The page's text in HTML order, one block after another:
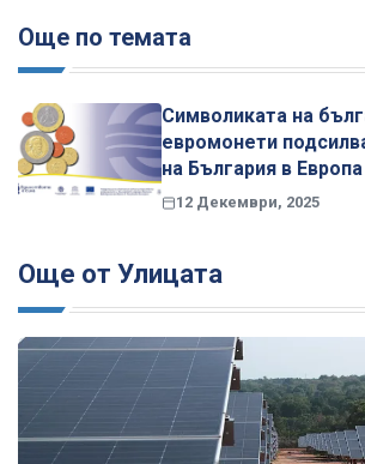
Още по темата
Символиката на
евромонети
на България в Европа
12 Декември, 2025
Още от Улицата